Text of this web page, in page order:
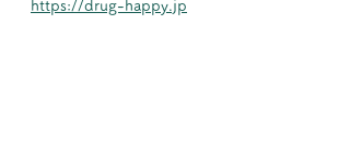
https://drug-happy.jp